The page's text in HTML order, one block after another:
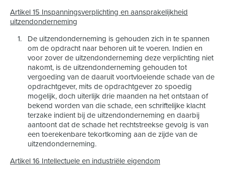
Artikel 15 Inspanningsverplichting en aansprakelijkheid
uitzendonderneming
De uitzendonderneming is gehouden zich in te spannen
om de opdracht naar behoren uit te voeren. Indien en
voor zover de uitzendonderneming deze verplichting niet
nakomt, is de uitzendonderneming gehouden tot
vergoeding van de daaruit voortvloeiende schade van de
opdrachtgever, mits de opdrachtgever zo spoedig
mogelijk, doch uiterlijk drie maanden na het ontstaan of
bekend worden van die schade, een schriftelijke klacht
terzake indient bij de uitzendonderneming en daarbij
aantoont dat de schade het rechtstreekse gevolg is van
een toerekenbare tekortkoming aan de zijde van de
uitzendonderneming.
Artikel 16 Intellectuele en industriële eigendom